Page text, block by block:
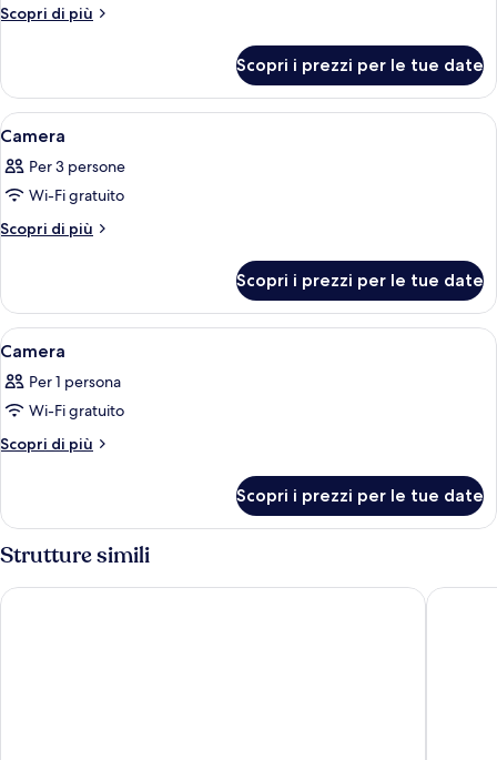
per
Scopri di più
Altri
Scopri i prezzi per le tue date
Apri
tutte
le
foto
per
Copriletto in piuma, una scrivania,
5
Camera
Per 3 persone
Wi-Fi gratuito
Scopri di più
Altri
Scopri i prezzi per le tue date
Apri
tutte
le
foto
per
Una camera d'albergo con un letto,
5
Camera
Per 1 persona
Wi-Fi gratuito
Scopri di più
Altri
Scopri i prezzi per le tue date
Strutture simili
Richmond Hotel Higashi Osaka U